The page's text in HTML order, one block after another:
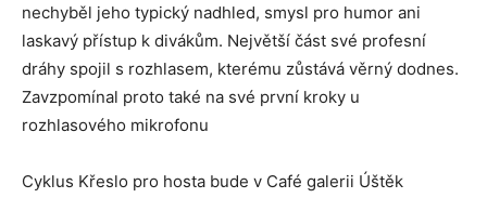
nechyběl jeho typický nadhled, smysl pro humor ani
laskavý přístup k divákům. Největší část své profesní
dráhy spojil s rozhlasem, kterému zůstává věrný dodnes.
Zavzpomínal proto také na své první kroky u
rozhlasového mikrofonu
Cyklus Křeslo pro hosta bude v Café galerii Úštěk